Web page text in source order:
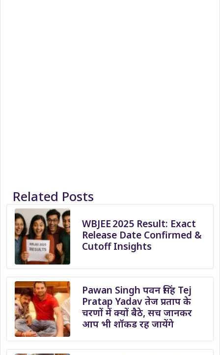
Related Posts
WBJEE 2025 Result: Exact
Release Date Confirmed &
Cutoff Insights
Pawan Singh पवन सिंह Tej
Pratap Yadav तेज प्रताप के
चरणों में क्यों बैठे, सच जानकर
आप भी शॉकड रह जायेंगे